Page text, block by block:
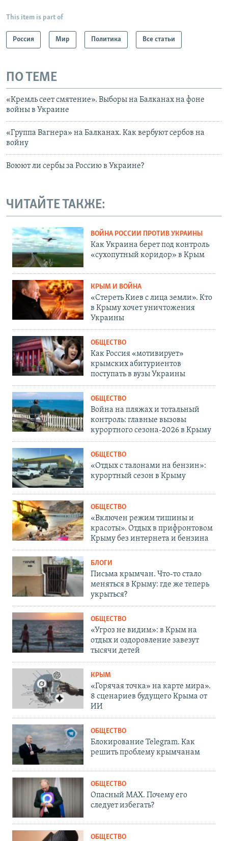
This item is part of
Россия Мир Политика Все статьи
ПО ТЕМЕ
«Кремль сеет смятение». Выборы на Балканах на фоне
войны в Украине
«Группа Вагнера» на Балканах. Как вербуют сербов на
войну
Воюют ли сербы за Россию в Украине?
ЧИТАЙТЕ ТАКЖЕ:
ВОЙНА РОССИИ ПРОТИВ УКРАИНЫ
Как Украина берет под контроль
«сухопутный коридор» в Крым
КРЫМ И ВОЙНА
«Стереть Киев с лица земли». Кто
в Крыму хочет уничтожения
Украины
ОБЩЕСТВО
Как Россия «мотивирует»
крымских абитуриентов
поступать в вузы Украины
ОБЩЕСТВО
Война на пляжах и тотальный
контроль: главные вызовы
курортного сезона-2026 в Крыму
ОБЩЕСТВО
«Отдых с талонами на бензин»:
курортный сезон в Крыму
ОБЩЕСТВО
«Включен режим тишины и
красоты». Отдых в прифронтовом
Крыму без интернета и бензина
БЛОГИ
Письма крымчан. Что-то стало
меняться в Крыму: где же теперь
укрыться?
ОБЩЕСТВО
«Угроз не видим»: в Крым на
отдых и оздоровление завезут
тысячи детей
КРЫМ
«Горячая точка» на карте мира».
8 сценариев будущего Крыма от
ИИ
ОБЩЕСТВО
Блокирование Telegram. Как
решить проблему крымчанам
ОБЩЕСТВО
Опасный MAX. Почему его
следует избегать?
ОБЩЕСТВО